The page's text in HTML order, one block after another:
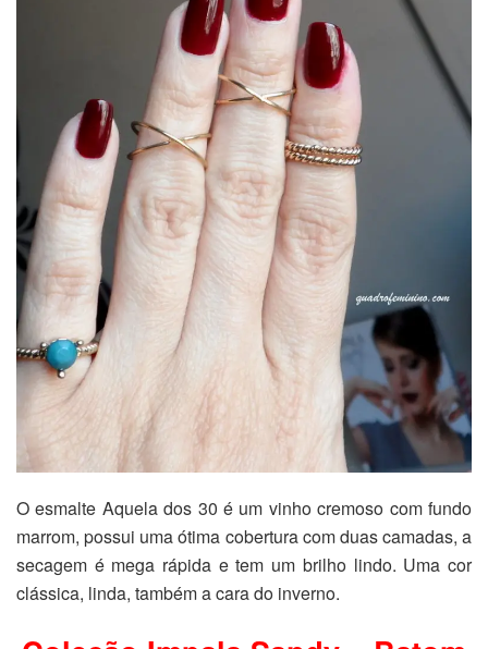
O esmalte Aquela dos 30 é um vinho cremoso com fundo
marrom, possui uma ótima cobertura com duas camadas, a
secagem é mega rápida e tem um brilho lindo. Uma cor
clássica, linda, também a cara do inverno.